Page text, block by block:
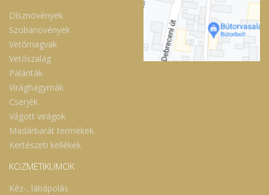
Dísznövények
Szobanövények
Vetőmagvak
Vetőszalag
Palánták
Virághagymák
Cserjék
Vágott virágok
Madárbarát termékek
Kertészeti kellékek
KOZMETIKUMOK
Kéz-, lábápolás